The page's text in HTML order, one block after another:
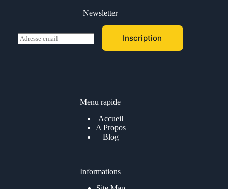
Newsletter
E
m
Inscription
Menu rapide
Accueil
A Propos
Blog
Informations